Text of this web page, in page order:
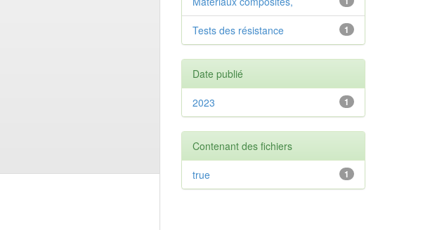
1
Tests des résistance
Date publié
1
2023
Contenant des fichiers
1
true